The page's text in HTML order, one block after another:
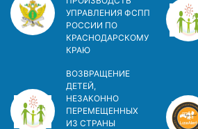
УПРАВЛЕНИЯ ФСПП
РОССИИ ПО
КРАСНОДАРСКОМУ
КРАЮ
ВОЗВРАЩЕНИЕ
ДЕТЕЙ,
НЕЗАКОННО
ПЕРЕМЕЩЕННЫХ
ИЗ СТРАНЫ